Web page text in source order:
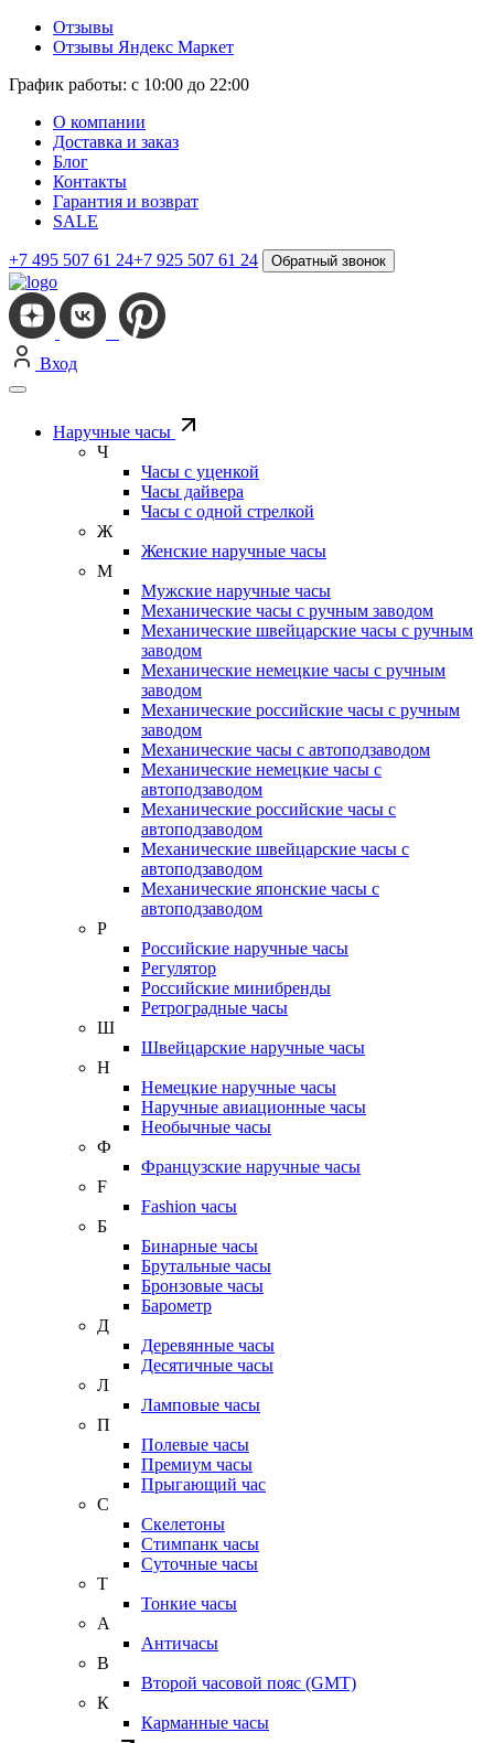
Отзывы
Отзывы Яндекс Маркет
График работы: с 10:00 до 22:00
О компании
Доставка и заказ
Блог
Контакты
Гарантия и возврат
SALE
+7 495 507 61 24+7 925 507 61 24 Обратный звонок
Вход
Наручные часы
Ч
Часы с уценкой
Часы дайвера
Часы с одной стрелкой
Ж
Женские наручные часы
М
Мужские наручные часы
Механические часы с ручным заводом
Механические швейцарские часы с ручным
заводом
Механические немецкие часы с ручным
заводом
Механические российские часы с ручным
заводом
Механические часы с автоподзаводом
Механические немецкие часы с
автоподзаводом
Механические российские часы с
автоподзаводом
Механические швейцарские часы с
автоподзаводом
Механические японские часы с
автоподзаводом
Р
Российские наручные часы
Регулятор
Российские минибренды
Ретроградные часы
Ш
Швейцарские наручные часы
Н
Немецкие наручные часы
Наручные авиационные часы
Необычные часы
Ф
Французские наручные часы
F
Fashion часы
Б
Бинарные часы
Брутальные часы
Бронзовые часы
Барометр
Д
Деревянные часы
Десятичные часы
Л
Ламповые часы
П
Полевые часы
Премиум часы
Прыгающий час
С
Скелетоны
Стимпанк часы
Суточные часы
Т
Тонкие часы
А
Античасы
В
Второй часовой пояс (GMT)
К
Карманные часы